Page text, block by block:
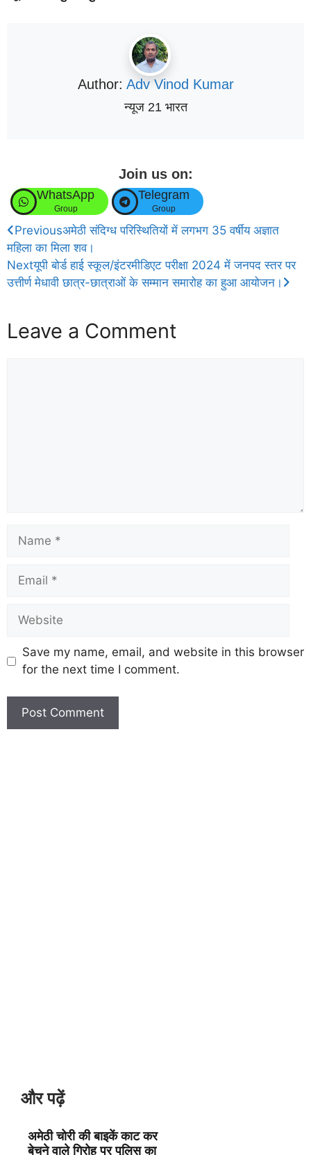
Author: Adv Vinod Kumar
न्यूज 21 भारत
Join us on:
WhatsApp
Group
Telegram
Group
Previousअमेठी संदिग्ध परिस्थितियों में लगभग 35 वर्षीय अज्ञात
महिला का मिला शव।
Nextयूपी बोर्ड हाई स्कूल/इंटरमीडिएट परीक्षा 2024 में जनपद स्तर पर
उत्तीर्ण मेधावी छात्र-छात्राओं के सम्मान समारोह का हुआ आयोजन।
Leave a Comment
Save my name, email, and website in this browser
for the next time I comment.
और पढ़ें
अमेठी चोरी की बाइकें काट कर
बेचने वाले गिरोह पर पुलिस का